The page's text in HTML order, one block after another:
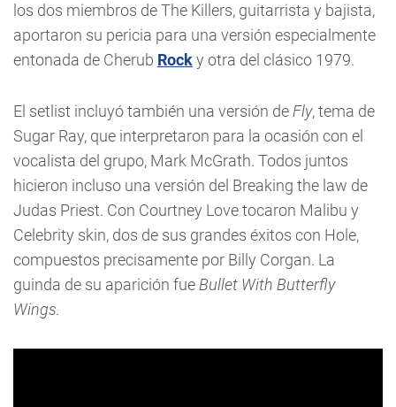
los dos miembros de The Killers, guitarrista y bajista,
aportaron su pericia para una versión especialmente
entonada de Cherub Rocky otra del clásico 1979.
El setlist incluyó también una versión de Fly, tema de
Sugar Ray, que interpretaron para la ocasión con el
vocalista del grupo, Mark McGrath. Todos juntos
hicieron incluso una versión del Breaking the law de
Judas Priest. Con Courtney Love tocaron Malibu y
Celebrity skin, dos de sus grandes éxitos con Hole,
compuestos precisamente por Billy Corgan. La
guinda de su aparición fue Bullet With Butterfly
Wings.